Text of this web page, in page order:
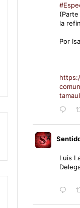
la
Por
Luis